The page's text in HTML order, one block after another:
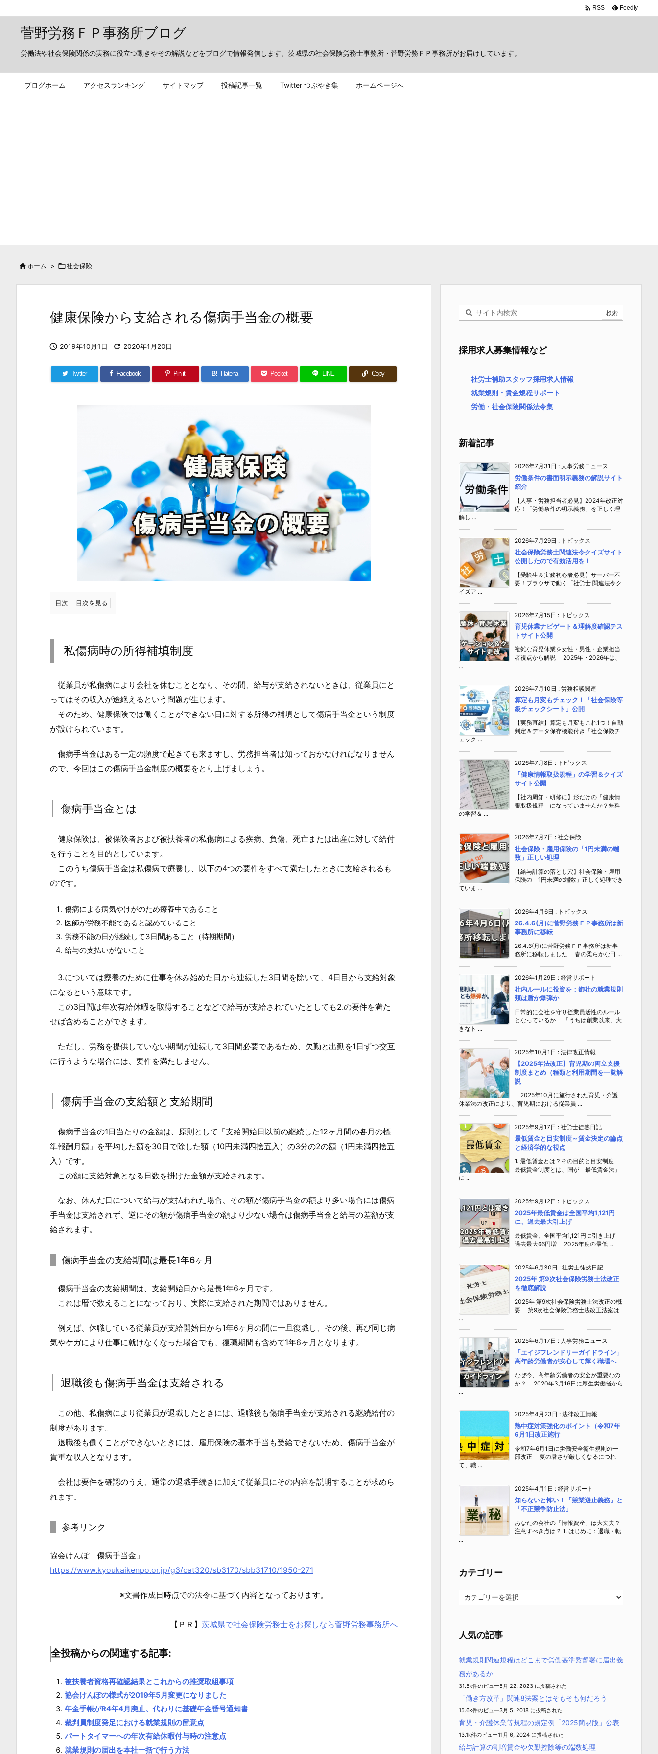
菅野労務ＦＰ事務所ブログ
労働法や社会保険関係の実務に役立つ動きやその解説などをブログで情報発信します。茨城県の社会保険労務士事務所・菅野労務ＦＰ事務所がお届けしています。
ブログホーム アクセスランキング サイトマップ 投稿記事一覧 Twitter つぶやき集 ホームページへ
 RSS Feedly
 ホーム > 社会保険
健康保険から支給される傷病手当金の概要
 2019年10月1日  2020年1月20日
Twitter Facebook Pin it B! Hatena Pocket LINE Copy
目次
1.
傷
病
の
所
得
補
制
度
傷
手
当
金
1.
2.
傷
病
当
金
の
支
額
と
期
1.
2.
病
手
当
の
給
間
は
長
1
ヶ
1.
3.
退
職
も
傷
手
金
は
1.
1.
参
考
リ
ン
ク
私傷病時の所得補填制度
従業員が私傷病により会社を休むこととなり、その間、給与が支給されないときは、従業員にと
ってはその収入が途絶えるという問題が生じます。
そのため、健康保険では働くことができない日に対する所得の補填として傷病手当金という制度
が設けられています。
傷病手当金はある一定の頻度で起きても来ますし、労務担当者は知っておかなければなりません
ので、今回はこの傷病手当金制度の概要をとり上げましょう。
傷病手当金とは
健康保険は、被保険者および被扶養者の私傷病による疾病、負傷、死亡または出産に対して給付
を行うことを目的としています。
このうち傷病手当金は私傷病で療養し、以下の4つの要件をすべて満たしたときに支給されるも
のです。
傷病による病気やけがのため療養中であること
医師が労務不能であると認めていること
労務不能の日が継続して3日間あること（待期期間）
給与の支払いがないこと
3.については療養のために仕事を休み始めた日から連続した3日間を除いて、4日目から支給対象
になるという意味です。
この3日間は年次有給休暇を取得することなどで給与が支給されていたとしても2.の要件を満た
せば含めることができます。
ただし、労務を提供していない期間が連続して3日間必要であるため、欠勤と出勤を1日ずつ交互
に行うような場合には、要件を満たしません。
傷病手当金の支給額と支給期間
傷病手当金の1日当たりの金額は、原則として「支給開始日以前の継続した12ヶ月間の各月の標
準報酬月額」を平均した額を30日で除した額（10円未満四捨五入）の3分の2の額（1円未満四捨五
入）です。
この額に支給対象となる日数を掛けた金額が支給されます。
なお、休んだ日について給与が支払われた場合、その額が傷病手当金の額より多い場合には傷病
手当金は支給されず、逆にその額が傷病手当金の額より少ない場合は傷病手当金と給与の差額が支
給されます。
傷病手当金の支給期間は最長1年6ヶ月
傷病手当金の支給期間は、支給開始日から最長1年6ヶ月です。
これは暦で数えることになっており、実際に支給された期間ではありません。
例えば、休職している従業員が支給開始日から1年6ヶ月の間に一旦復職し、その後、再び同じ病
気やケガにより仕事に就けなくなった場合でも、復職期間も含めて1年6ヶ月となります。
退職後も傷病手当金は支給される
この他、私傷病により従業員が退職したときには、退職後も傷病手当金が支給される継続給付の
制度があります。
退職後も働くことができないときには、雇用保険の基本手当も受給できないため、傷病手当金が
貴重な収入となります。
会社は要件を確認のうえ、通常の退職手続きに加えて従業員にその内容を説明することが求めら
れます。
参考リンク
協会けんぽ「傷病手当金」
https://www.kyoukaikenpo.or.jp/g3/cat320/sb3170/sbb31710/1950-271
※文書作成日時点での法令に基づく内容となっております。
【ＰＲ】 茨城県で社会保険労務士をお探しなら菅野労務事務所へ
全投稿からの関連する記事:
被扶養者資格再確認結果とこれからの推奨取組事項
協会けんぽの様式が2019年5月変更になりました
年金手帳がR4年4月廃止、代わりに基礎年金番号通知書
裁判員制度発足における就業規則の留意点
パートタイマーへの年次有給休暇付与時の注意点
就業規則の届出を本社一括で行う方法
採用求人募集情報など
社労士補助スタッフ採用求人情報
就業規則・賃金規程サポート
労働・社会保険関係法令集
新着記事
2026年7月31日 : 人事労務ニュース
労働条件の書面明示義務の解説サイト
紹介
【人事・労務担当者必見】2024年改正対
応！「労働条件の明示義務」を正しく理
解し ...
2026年7月29日 : トピックス
社会保険労務士関連法令クイズサイト
公開したので有効活用を！
【受験生＆実務初心者必見】サーバー不
要！ブラウザで動く「社労士 関連法令ク
イズア ...
2026年7月15日 : トピックス
育児休業ナビゲート＆理解度確認テス
トサイト公開
複雑な育児休業を女性・男性・企業担当
者視点から解説 2025年・2026年は、
...
2026年7月10日 : 労務相談関連
算定も月変もチェック！「社会保険等
級チェックシート」公開
【実務直結】算定も月変もこれ1つ！自動
判定＆データ保存機能付き「社会保険チ
ェック ...
2026年7月8日 : トピックス
「健康情報取扱規程」の学習＆クイズ
サイト公開
【社内周知・研修に】形だけの「健康情
報取扱規程」になっていませんか？無料
の学習＆ ...
2026年7月7日 : 社会保険
社会保険・雇用保険の「1円未満の端
数」正しい処理
【給与計算の落とし穴】社会保険・雇用
保険の「1円未満の端数」正しく処理でき
ていま ...
2026年4月6日 : トピックス
26.4.6(月)に菅野労務ＦＰ事務所は新
事務所に移転
26.4.6(月)に菅野労務ＦＰ事務所は新事
務所に移転しました 春の柔らかな日 ...
2026年1月29日 : 経営サポート
社内ルールに投資を：御社の就業規則
類は盾か爆弾か
日常的に会社を守り従業員活性のルール
となっているか 「うちは創業以来、大
きなト ...
2025年10月1日 : 法律改正情報
【2025年法改正】育児期の両立支援
制度まとめ（種類と利用期間を一覧解
説
2025年10月に施行された育児・介護
休業法の改正により、育児期における従業員 ...
2025年9月17日 : 社労士徒然日記
最低賃金と目安制度～賃金決定の論点
と経済学的な視点
1. 最低賃金とは？その目的と目安制度
最低賃金制度とは、国が「最低賃金法」
に ...
2025年9月12日 : トピックス
2025年最低賃金は全国平均1,121円
に、過去最大引上げ
最低賃金、全国平均1,121円に引き上げ
過去最大66円増 2025年度の最低 ...
2025年6月30日 : 社労士徒然日記
2025年 第9次社会保険労務士法改正
を徹底解説
2025年 第9次社会保険労務士法改正の概
要 第9次社会保険労務士法改正法案は
...
2025年6月17日 : 人事労務ニュース
「エイジフレンドリーガイドライン」
高年齢労働者が安心して輝く職場へ
なぜ今、高年齢労働者の安全が重要なの
か？ 2020年3月16日に厚生労働省から
...
2025年4月23日 : 法律改正情報
熱中症対策強化のポイント（令和7年
6月1日改正施行
令和7年6月1日に労働安全衛生規則の一
部改正 夏の暑さが厳しくなるにつれ
て、職 ...
2025年4月1日 : 経営サポート
知らないと怖い！「競業避止義務」と
「不正競争防止法」
あなたの会社の「情報資産」は大丈夫？
注意すべき点は？ 1. はじめに：退職・転
...
カテゴリー
テ
ー
人気の記事
就業規則関連規程はどこまで労働基準監督署に届出義
務があるか
31.5k件のビュー5月 22, 2023 に投稿された
「働き方改革」関連8法案とはそもそも何だろう
15.6k件のビュー3月 5, 2018 に投稿された
育児・介護休業等規程の規定例「2025簡易版」公表
13.1k件のビュー11月 6, 2024 に投稿された
給与計算の割増賃金や欠勤控除等の端数処理